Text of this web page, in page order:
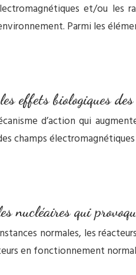
et/ou les
Parmi les
effets biologiques
d’action qui
champs
nucléaires qui
normales, les
en fonctionnement